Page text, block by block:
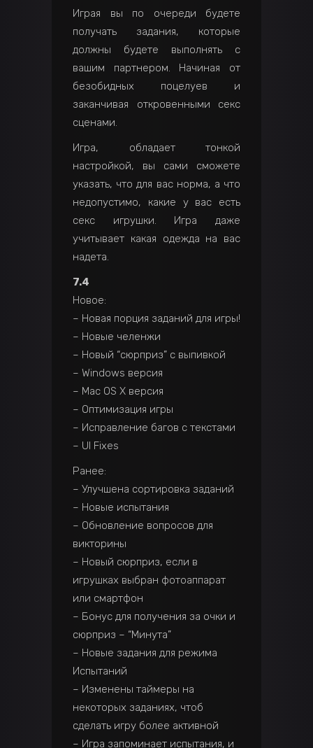
Играя вы по очереди будете
получать задания, которые
должны будете выполнять с
вашим партнером. Начиная от
безобидных поцелуев и
заканчивая откровенными секс
сценами.
Игра, обладает тонкой
настройкой, вы сами сможете
указать, что для вас норма, а что
недопустимо, какие у вас есть
секс игрушки. Игра даже
учитывает какая одежда на вас
надета.
7.4
Новое:
– Новая порция заданий для игры!
– Новые челенжи
– Новый “сюрприз” с выпивкой
– Windows версия
– Mac OS X версия
– Оптимизация игры
– Исправление багов с текстами
– UI Fixes
Ранее:
– Улучшена сортировка заданий
– Новые испытания
– Обновление вопросов для
викторины
– Новый сюрприз, если в
игрушках выбран фотоаппарат
или смартфон
– Бонус для получения за очки и
сюрприз – “Минута”
– Новые задания для режима
Испытаний
– Изменены таймеры на
некоторых заданиях, чтоб
сделать игру более активной
– Игра запоминает испытания, и